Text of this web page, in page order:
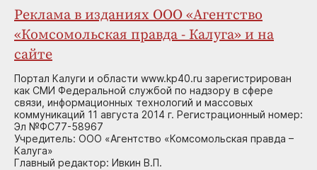
Реклама в изданиях ООО «Агентство
«Комсомольская правда - Калуга» и на
сайте
Портал Калуги и области www.kp40.ru зарегистрирован
как СМИ Федеральной службой по надзору в сфере
связи, информационных технологий и массовых
коммуникаций 11 августа 2014 г. Регистрационный номер:
Эл №ФС77-58967
Учредитель: ООО «Агентство «Комсомольская правда –
Калуга»
Главный редактор: Ивкин В.П.